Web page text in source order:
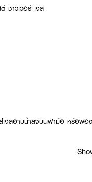
ชาวเวอร์ เจล
ส่เจลอาบน้ำลงบนฝ่ามือ หรือฟอ